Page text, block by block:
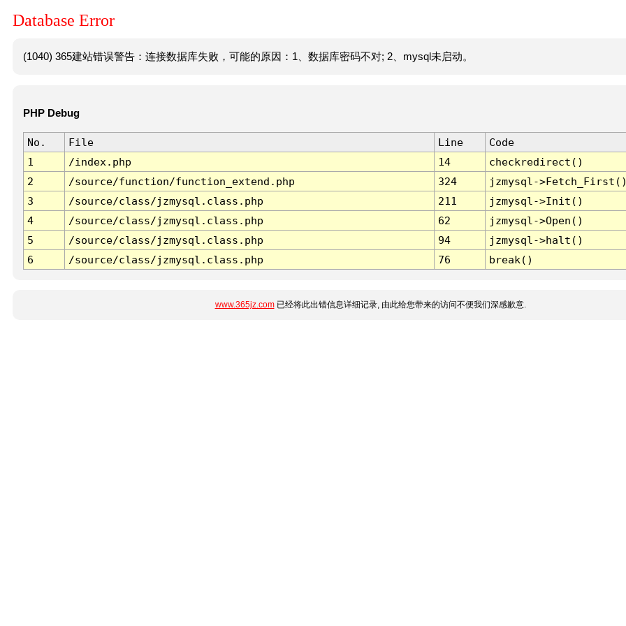
Database Error
(1040) 365建站错误警告：连接数据库失败，可能的原因：1、数据库密码不对; 2、mysql未启动。
PHP Debug
No. File Line
Code
1
/index.php 14
checkredirect()
2
/source/function/function_extend.php 324
jzmysql-
3
/source/class/jzmysql.class.php 211
jzmysql->Init()
4
/source/class/jzmysql.class.php 62
jzmysql->Open()
5
/source/class/jzmysql.class.php 94
jzmysql->halt()
6
/source/class/jzmysql.class.php 76 break()
www.365jz.com已经将此出错信息详细记录, 由此给您带来的访问不便我们深感歉意.